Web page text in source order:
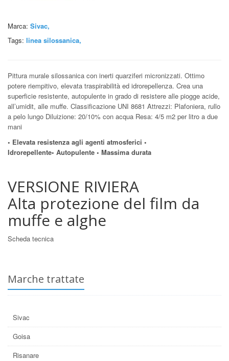
Marca: Sivac,
Tags: linea silossanica,
Pittura murale silossanica con inerti quarziferi micronizzati. Ottimo
potere riempitivo, elevata traspirabilità ed idrorepellenza. Crea una
superficie resistente, autopulente in grado di resistere alle piogge acide,
all’umidit, alle muffe. Classificazione UNI 8681 Attrezzi: Plafoniera, rullo
a pelo lungo Diluizione: 20/10% con acqua Resa: 4/5 m2 per litro a due
mani
• Elevata resistenza agli agenti atmosferici •
Idrorepellente• Autopulente • Massima durata
VERSIONE RIVIERA
Alta protezione del film da
muffe e alghe
Scheda tecnica
Marche trattate
Sivac
Goisa
Risanare